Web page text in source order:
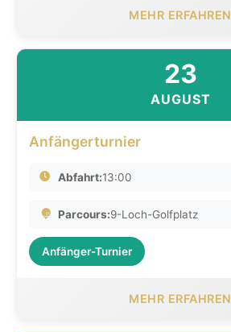
MEHR ERFAHREN
23
AUGUST
Anfängerturnier
Abfahrt:13:00
Parcours:9-Loch-Golfplatz
Anfänger-Turnier
MEHR ERFAHREN